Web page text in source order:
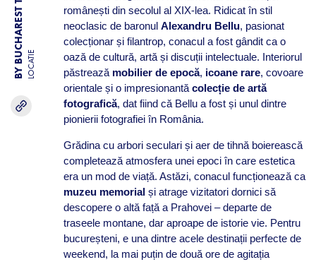
BY BUCHAREST TEAM LOCATIE
românești din secolul al XIX-lea. Ridicat în stil
neoclasic de baronul Alexandru Bellu, pasionat
colecționar și filantrop, conacul a fost gândit ca o
oază de cultură, artă și discuții intelectuale. Interiorul
păstrează mobilier de epocă, icoane rare, covoare
orientale și o impresionantă colecție de artă
fotografică, dat fiind că Bellu a fost și unul dintre
pionierii fotografiei în România.
Grădina cu arbori seculari și aer de tihnă boierească
completează atmosfera unei epoci în care estetica
era un mod de viață. Astăzi, conacul funcționează ca
muzeu memorialși atrage vizitatori dornici să
descopere o altă față a Prahovei – departe de
traseele montane, dar aproape de istorie vie. Pentru
bucureșteni, e una dintre acele destinații perfecte de
weekend, la mai puțin de două ore de agitația